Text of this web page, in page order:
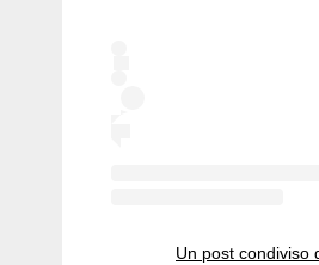
Un post condiviso